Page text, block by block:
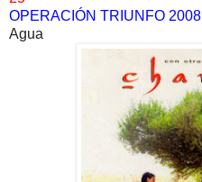
OPERACIÓN TRIUNFO 2008
Agua